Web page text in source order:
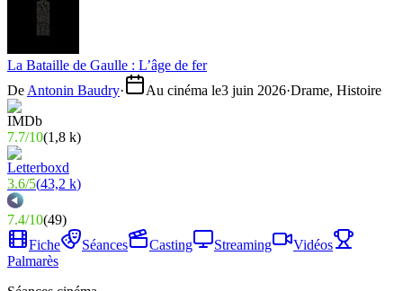
La Bataille de Gaulle : L’âge de fer
De Antonin Baudry· Au cinéma le3 juin 2026·Drame, Histoire
7.7/10(1,8 k)
3.6/5(43,2 k)
7.4/10(49)
Fiche
Séances Casting Streaming
Vidéos
Palmarès